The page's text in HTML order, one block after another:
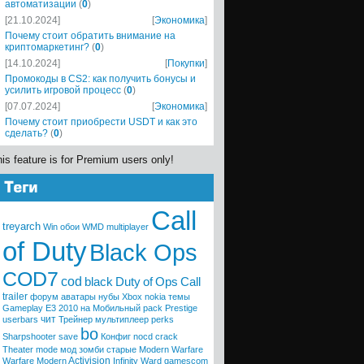
автоматизации (0)
[21.10.2024]
[Экономика]
Почему стоит обратить внимание на
криптомаркетинг? (0)
[14.10.2024]
[Покупки]
Промокоды в CS2: как получить бонусы и
усилить игровой процесс (0)
[07.07.2024]
[Экономика]
Почему стоит приобрести USDT и как это
сделать? (0)
feature is for Premium users only!
treyarch Win обои WMD multiplayer Call
of DutyBlack Ops
COD7 cod black DutyofOps Call
trailer форум аватары нубы Xbox nokia темы
Gameplay E3 2010 на Мобильный pack Prestige
userbars чит Трейнер мультиплеер perks
Sharpshooter save bo Конфиг nocd crack
Theater mode мод зомби старые Modern Warfare
Warfare ModernActivision Infinity Ward gamescom